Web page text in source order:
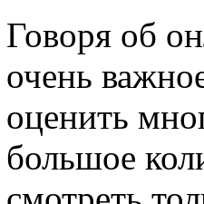
Говоря об
очень
оценить
большое